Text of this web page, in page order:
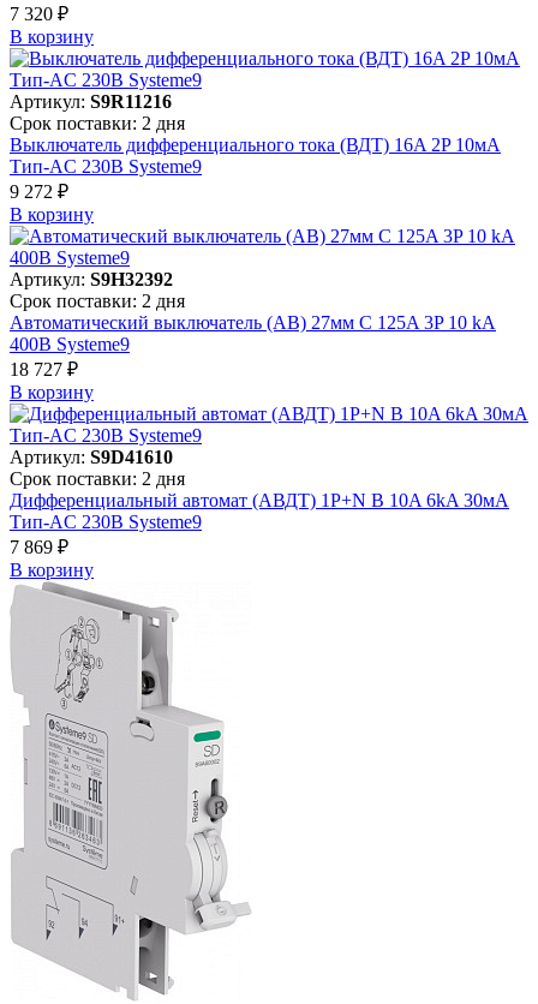
7 320 ₽
В корзинy
Артикул: S9R11216
Срок поставки: 2 дня
Выключатель дифференциального тока (ВДТ) 16A 2P 10мА
Тип-AC 230В Systeme9
9 272 ₽
В корзинy
Артикул: S9H32392
Срок поставки: 2 дня
Автоматический выключатель (АВ) 27мм C 125A 3P 10 kA
400В Systeme9
18 727 ₽
В корзинy
Артикул: S9D41610
Срок поставки: 2 дня
Дифференциальный автомат (АВДТ) 1P+N B 10A 6kA 30мА
Тип-AC 230В Systeme9
7 869 ₽
В корзинy